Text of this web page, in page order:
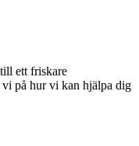
ett friskare
på hur vi kan hjälpa dig